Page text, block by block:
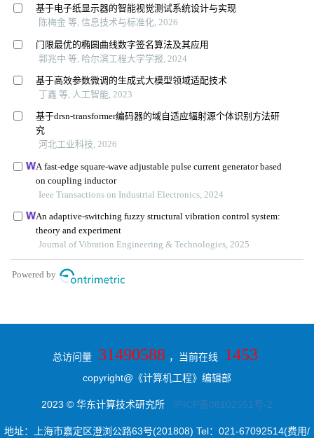
总访问量 31490588 ，当前在线 1453
copyright@《计算机工程》编辑部
2023 © 华东计算技术研究所 沪ICP备08102551号-2
地址：上海市嘉定区澄浏公路63号(201808) Tel：021-67092514(费用/